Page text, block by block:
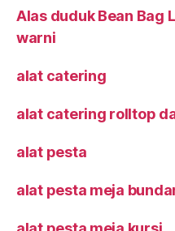
Alas duduk Bean Bag
warni
alat catering
alat catering rolltop
alat pesta
alat pesta meja